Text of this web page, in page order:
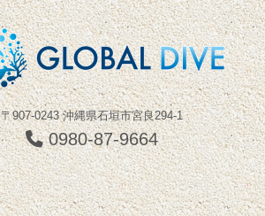
〒907-0243 沖縄県石垣市宮良294-1
0980-87-9664